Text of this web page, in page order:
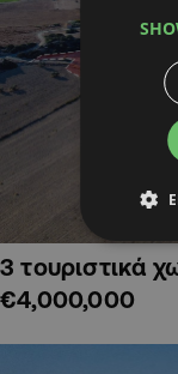
3 τουριστικά
€4,000,000